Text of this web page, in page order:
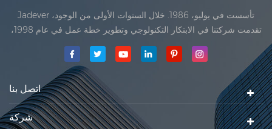
Jadever تأسست في يوليو، 1986. خلال السنوات الأولى من الوجود،
تقدمت شركتنا في الابتكار التكنولوجي وتطوير خطة عمل في عام 1998،
حققت شركتنا هدف الجودة الرئيسية، متى تلقت أول منتجاتنا موافقة من
مقياس المحدودةكان تأسيس تقع من
اتصل بنا
شركة